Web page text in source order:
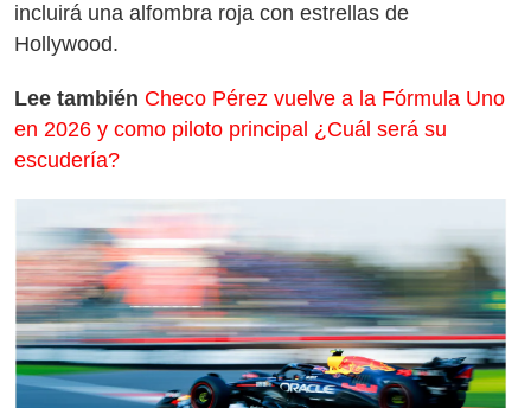
incluirá una alfombra roja con estrellas de
Hollywood.
Lee también Checo Pérez vuelve a la Fórmula Uno
en 2026 y como piloto principal ¿Cuál será su
escudería?